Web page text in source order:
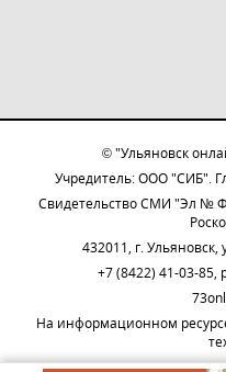
© "Ульяновск
Учредитель: ООО "СИБ".
Свидетельство СМИ "Эл №
432011, г.
+7 (8422) 41-03-85,
На информационном